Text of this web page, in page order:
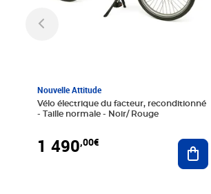
Nouvelle Attitude
Vélo électrique du facteur, reconditionné
- Taille normale - Noir/ Rouge
1 490,00€